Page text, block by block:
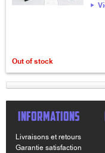
Out of stock
INFORMATIONS
Livraisons et retours
Garantie satisfaction